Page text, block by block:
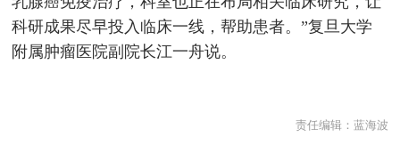
科研成果尽早投入临床一线，帮助患者。”复旦大学
附属肿瘤医院副院长江一舟说。
责任编辑： 蓝海波